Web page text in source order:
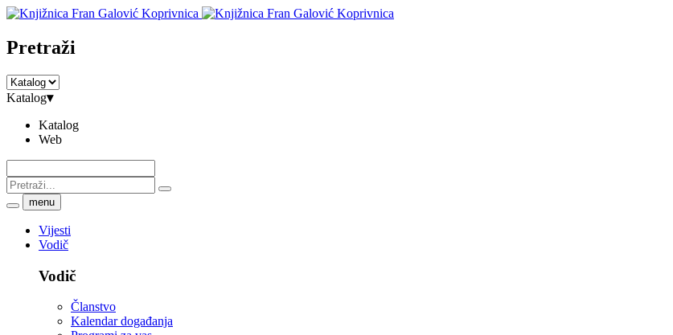
Pretraži
Katalog▾
Katalog
Web
menu
Vijesti
Vodič
Vodič
Članstvo
Kalendar događanja